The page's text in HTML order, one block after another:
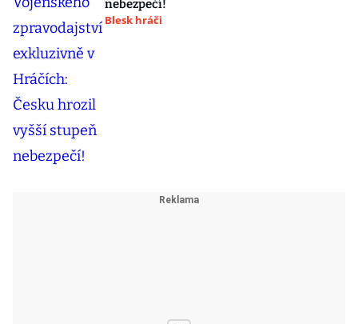
nebezpečí!
Blesk hráči